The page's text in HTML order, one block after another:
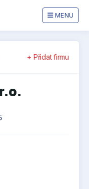
MENU
+ Přidat firmu